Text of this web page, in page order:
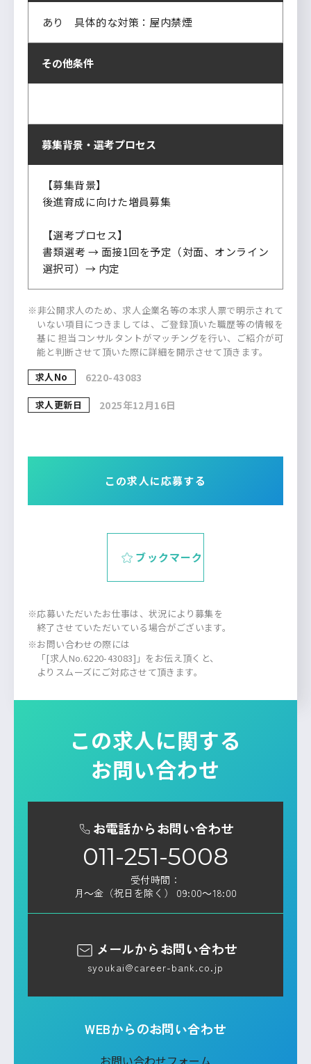
あり 具体的な対策：屋内禁煙
その他条件
募集背景・ 選考プロセス
【募集背景】
後進育成に向けた増員募集
【選考プロセス】
書類選考 → 面接1回を予定（対面、オンライン
選択可）→ 内定
※非公開求人のため、求人企業名等の本求人票で明示されて
いない項目につきましては、ご登録頂いた職歴等の情報を
基に 担当コンサルタントがマッチングを行い、ご紹介が可
能と判断させて頂いた際に詳細を開示させて頂きます。
求人No
6220-43083
求人更新日 2025年12月16日
この求人に応募する
ブックマーク
※応募いただいたお仕事は、状況により募集を
終了させていただいている場合がございます。
※お問い合わせの際には
「[求人No.6220-43083]」をお伝え頂くと、
よりスムーズにご対応させて頂きます。
この求人に関する
お問い合わせ
お電話からお問い合わせ
011-251-5008
受付時間：
月～金（祝日を除く） 09:00～18:00
メールからお問い合わせ
syoukai@career-bank.co.jp
WEBからのお問い合わせ
お問い合わせフォーム